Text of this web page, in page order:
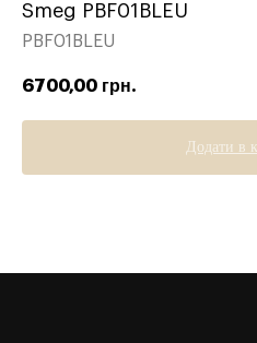
Smeg PBF01BLEU
PBF01BLEU
6700,00 грн.
Додати в